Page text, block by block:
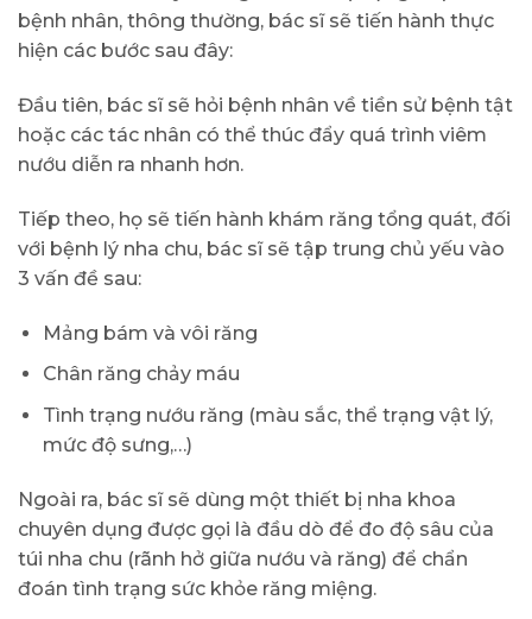
bệnh nhân, thông thường, bác sĩ sẽ tiến hành thực
hiện các bước sau đây:
Đầu tiên, bác sĩ sẽ hỏi bệnh nhân về tiền sử bệnh tật
hoặc các tác nhân có thể thúc đẩy quá trình viêm
nướu diễn ra nhanh hơn.
Tiếp theo, họ sẽ tiến hành khám răng tổng quát, đối
với bệnh lý nha chu, bác sĩ sẽ tập trung chủ yếu vào
3 vấn đề sau:
Mảng bám và vôi răng
Chân răng chảy máu
Tình trạng nướu răng (màu sắc, thể trạng vật lý,
mức độ sưng,…)
Ngoài ra, bác sĩ sẽ dùng một thiết bị nha khoa
chuyên dụng được gọi là đầu dò để đo độ sâu của
túi nha chu (rãnh hở giữa nướu và răng) để chẩn
đoán tình trạng sức khỏe răng miệng.